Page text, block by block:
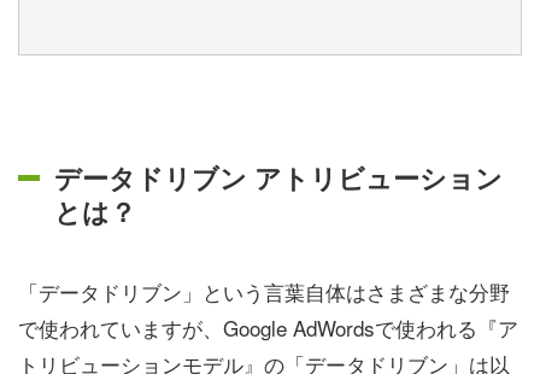
データドリブン アトリビューション
とは？
「データドリブン」という言葉自体はさまざまな分野
で使われていますが、Google AdWordsで使われる『ア
トリビューションモデル』の「データドリブン」は以